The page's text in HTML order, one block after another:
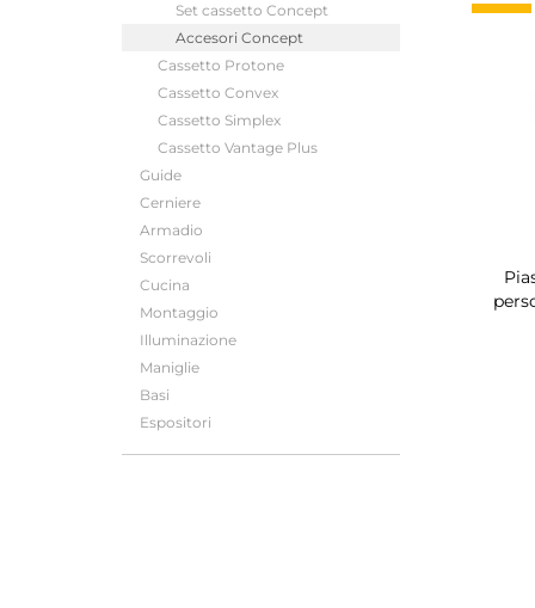
Set cassetto Concept
Accesori Concept
Cassetto Protone
Cassetto Convex
Cassetto Simplex
Cassetto Vantage Plus
Guide
Cerniere
Armadio
Scorrevoli
Cucina
Montaggio
Illuminazione
Maniglie
Basi
Espositori